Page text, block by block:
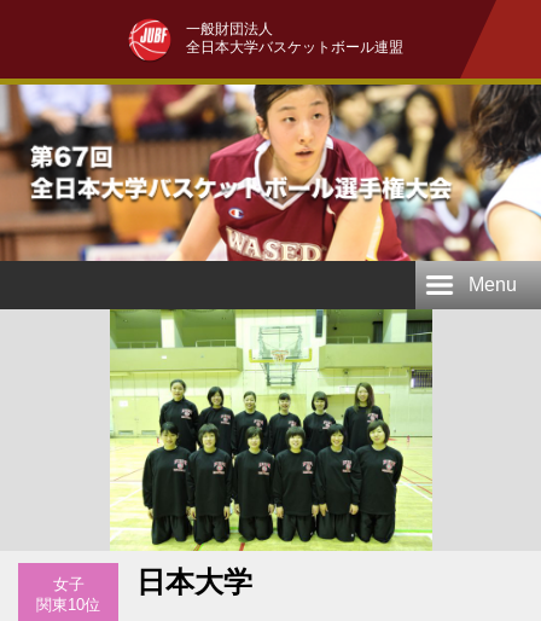
一般財団法人
全日本大学バスケットボール連盟
Menu
女子
関東10位
日本大学